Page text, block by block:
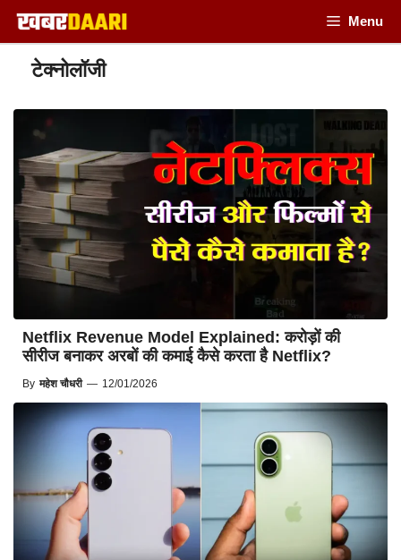
Skip
to
content
Menu
टेक्नोलॉजी
Netflix Revenue Model Explained: करोड़ों की
सीरीज बनाकर अरबों की कमाई कैसे करता है Netflix?
By महेश चौधरी — 12/01/2026